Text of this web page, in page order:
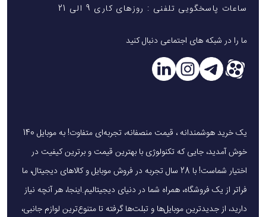
ساعات پاسخگویی تلفنی : روزهای کاری 9 الی 21
ما را در شبکه های اجتماعی دنبال کنید
یک خرید هوشمندانه ، قیمت منصفانه، تجربه‌ای متفاوت! به موبایل 140
خوش آمدید، جایی که تکنولوژی با بهترین قیمت و برترین کیفیت در
اختیار شماست! با 28 سال تجربه در فروش موبایل و کالاهای دیجیتال، ما
فراتر از یک فروشگاه، همراه شما در دنیای دیجیتالیم.اینجا، هر آنچه نیاز
دارید، از جدیدترین موبایل‌ها و تبلت‌ها گرفته تا متنوع‌ترین لوازم جانبی،